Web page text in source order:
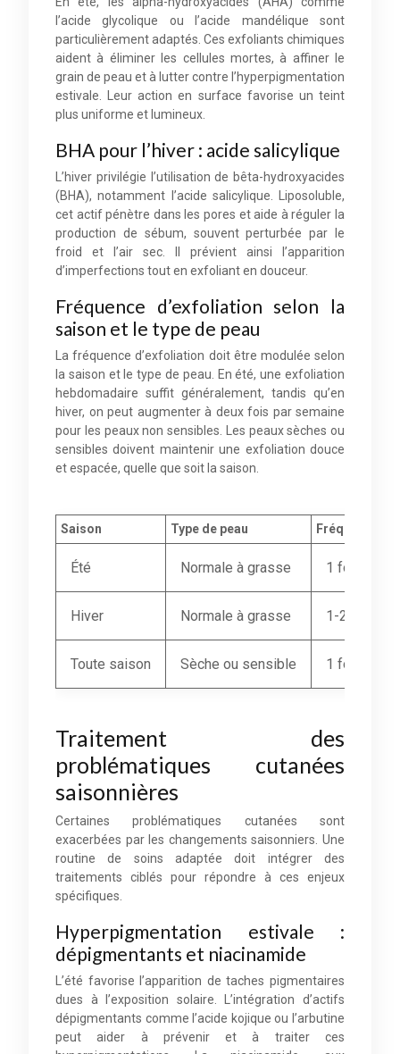
l’acide glycolique ou l’acide mandélique sont
particulièrement adaptés. Ces exfoliants chimiques
aident à éliminer les cellules mortes, à affiner le
grain de peau et à lutter contre l’hyperpigmentation
estivale. Leur action en surface favorise un teint
plus uniforme et lumineux.
BHA pour l’hiver : acide salicylique
L’hiver privilégie l’utilisation de bêta-hydroxyacides
(BHA), notamment l’acide salicylique. Liposoluble,
cet actif pénètre dans les pores et aide à réguler la
production de sébum, souvent perturbée par le
froid et l’air sec. Il prévient ainsi l’apparition
d’imperfections tout en exfoliant en douceur.
Fréquence d’exfoliation selon la
saison et le type de peau
La fréquence d’exfoliation doit être modulée selon
la saison et le type de peau. En été, une exfoliation
hebdomadaire suffit généralement, tandis qu’en
hiver, on peut augmenter à deux fois par semaine
pour les peaux non sensibles. Les peaux sèches ou
sensibles doivent maintenir une exfoliation douce
et espacée, quelle que soit la saison.
Saison Type de peau Fréquence
Été Normale à grasse 1 fois par
Hiver Normale à grasse 1-2 fois
Toute saison Sèche ou sensible 1 fois
Traitement des
problématiques cutanées
saisonnières
Certaines problématiques cutanées sont
exacerbées par les changements saisonniers. Une
routine de soins adaptée doit intégrer des
traitements ciblés pour répondre à ces enjeux
spécifiques.
Hyperpigmentation estivale :
dépigmentants et niacinamide
L’été favorise l’apparition de taches pigmentaires
dues à l’exposition solaire. L’intégration d’actifs
dépigmentants comme l’acide kojique ou l’arbutine
peut aider à prévenir et à traiter ces